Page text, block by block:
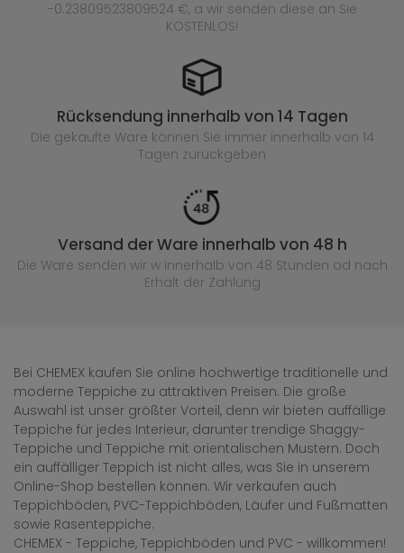
-0.23809523809524 €, a wir senden diese an Sie
KOSTENLOS!
Rücksendung innerhalb von 14 Tagen
Die gekaufte Ware können Sie immer innerhalb von 14
Tagen zurückgeben
Versand der Ware innerhalb von 48 h
Die Ware senden wir w innerhalb von 48 Stunden od nach
Erhalt der Zahlung
Bei CHEMEX kaufen Sie online hochwertige traditionelle und
moderne Teppiche zu attraktiven Preisen. Die große
Auswahl ist unser größter Vorteil, denn wir bieten auffällige
Teppiche für jedes Interieur, darunter trendige Shaggy-
Teppiche und Teppiche mit orientalischen Mustern. Doch
ein auffälliger Teppich ist nicht alles, was Sie in unserem
Online-Shop bestellen können. Wir verkaufen auch
Teppichböden, PVC-Teppichböden, Läufer und Fußmatten
sowie Rasenteppiche.
CHEMEX - Teppiche, Teppichböden und PVC - willkommen!